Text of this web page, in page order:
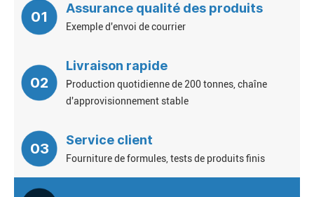
01
Assurance qualité des produits
Exemple d'envoi de courrier
02
Livraison rapide
Production quotidienne de 200 tonnes, chaîne
d'approvisionnement stable
03
Service client
Fourniture de formules, tests de produits finis